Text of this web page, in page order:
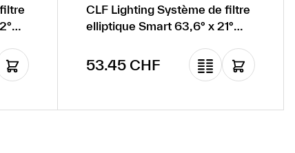
CLF Lighting Système de filtre
elliptique Smart 63,6° x 21°
Prix régulier :
53.45 CHF